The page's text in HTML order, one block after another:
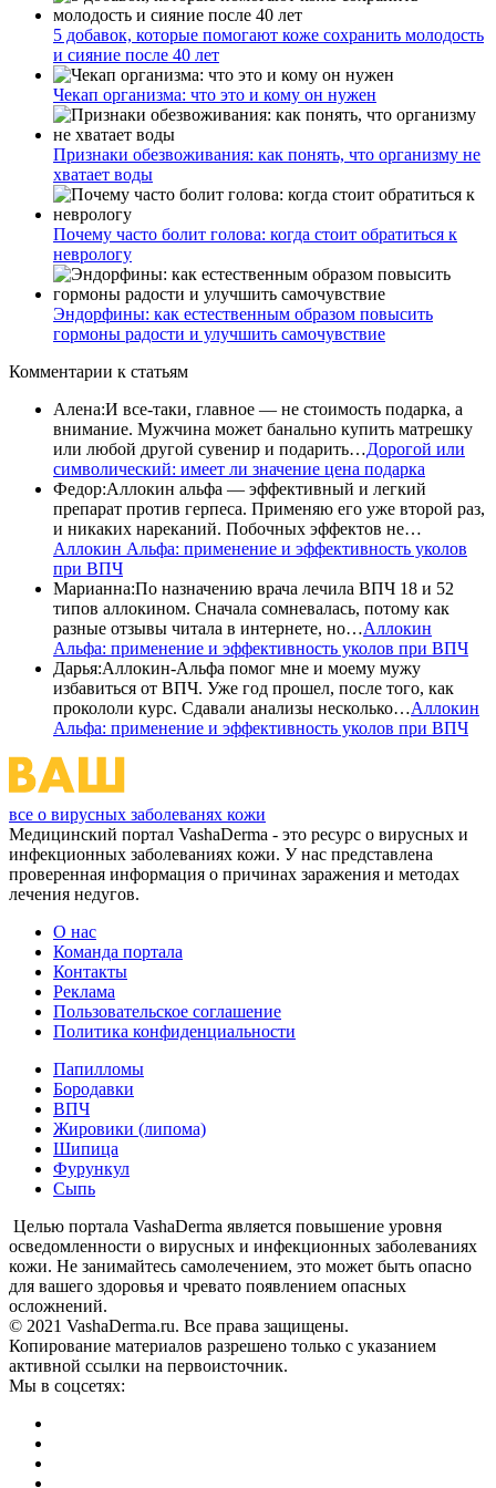
5 добавок, которые помогают коже сохранить молодость
и сияние после 40 лет
Чекап организма: что это и кому он нужен
Признаки обезвоживания: как понять, что организму не
хватает воды
Почему часто болит голова: когда стоит обратиться к
неврологу
Эндорфины: как естественным образом повысить
гормоны радости и улучшить самочувствие
Комментарии к статьям
Алена:И все-таки, главное — не стоимость подарка, а
внимание. Мужчина может банально купить матрешку
или любой другой сувенир и подарить…Дорогой или
символический: имеет ли значение цена подарка
Федор:Аллокин альфа — эффективный и легкий
препарат против герпеса. Применяю его уже второй раз,
и никаких нареканий. Побочных эффектов не…
Аллокин Альфа: применение и эффективность уколов
при ВПЧ
Марианна:По назначению врача лечила ВПЧ 18 и 52
типов аллокином. Сначала сомневалась, потому как
разные отзывы читала в интернете, но…Аллокин
Альфа: применение и эффективность уколов при ВПЧ
Дарья:Аллокин-Альфа помог мне и моему мужу
избавиться от ВПЧ. Уже год прошел, после того, как
прокололи курс. Сдавали анализы несколько…Аллокин
Альфа: применение и эффективность уколов при ВПЧ
все о вирусных заболеванях кожи
Медицинский портал VashaDerma - это ресурс о вирусных и
инфекционных заболеваниях кожи. У нас представлена
проверенная информация о причинах заражения и методах
лечения недугов.
О нас
Команда портала
Контакты
Реклама
Пользовательское соглашение
Политика конфиденциальности
Папилломы
Бородавки
ВПЧ
Жировики (липома)
Шипица
Фурункул
Сыпь
Целью портала VashaDerma является повышение уровня
осведомленности о вирусных и инфекционных заболеваниях
кожи. Не занимайтесь самолечением, это может быть опасно
для вашего здоровья и чревато появлением опасных
осложнений.
© 2021 VashaDerma.ru. Все права защищены.
Копирование материалов разрешено только с указанием
активной ссылки на первоисточник.
Мы в соцсетях: